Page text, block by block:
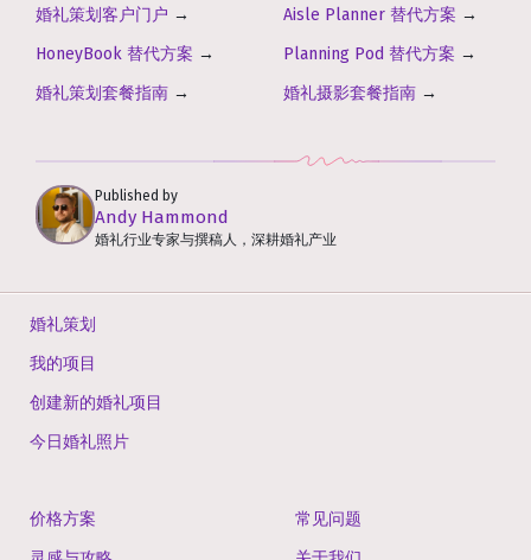
婚礼策划客户门户 → Aisle Planner 替代方案 →
HoneyBook 替代方案 → Planning Pod 替代方案 →
婚礼策划套餐指南 → 婚礼摄影套餐指南 →
Published by
Andy Hammond
婚礼行业专家与撰稿人，深耕婚礼产业
婚礼策划
我的项目
创建新的婚礼项目
今日婚礼照片
价格方案
常见问题